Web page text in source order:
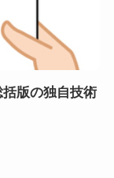
括版の独自技術